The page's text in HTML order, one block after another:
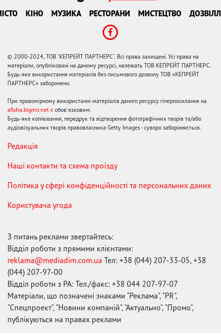
КІНО МУЗИКА РЕСТОРАНИ МИСТЕЦТВО
© 2000-2024, ТОВ "КЕПРЕЙТ ПАРТНЕРС". Всі права захищені. Усі права на
матеріали, опубліковані на даному ресурсі, належать ТОВ КЕПРЕЙТ ПАРТНЕРС.
Будь-яке використання матеріалів без письмового дозволу ТОВ «КЕПРЕЙТ
ПАРТНЕРС» заборонено.
При правомірному використанні матеріалів даного ресурсу гіперпосилання на
afisha.bigmir.net є обов'язковим.
Будь-яке копіювання, передрук та відтворення фотографічних творів та/або
аудіовізуальних творів правовласника Getty Images - суворо забороняється.
Редакція
Наші контакти та схема проїзду
Політика у сфері конфіденційності та персональних даних
Користувача угода
З питань реклами звертайтесь:
Відділ роботи з прямими клієнтами:
reklama@mediadim.com.ua Тел: +38 (044) 207-33-05, +38
(044) 207-97-00
Відділ роботи з РА: Тел./факс: +38 044 207-97-07
Матеріали, що позначені знаками "Реклама", "PR",
"Спецпроект", "Новини компаній", "Актуально", "Промо",
публікуються на правах реклами